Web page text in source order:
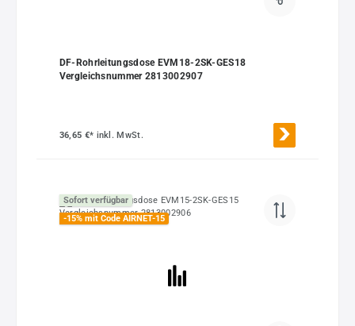
DF-Rohrleitungsdose EVM18-2SK-GES18
Vergleichsnummer 2813002907
36,65 €* inkl. MwSt.
Sofort verfügbar
-15% mit Code AIRNET-15